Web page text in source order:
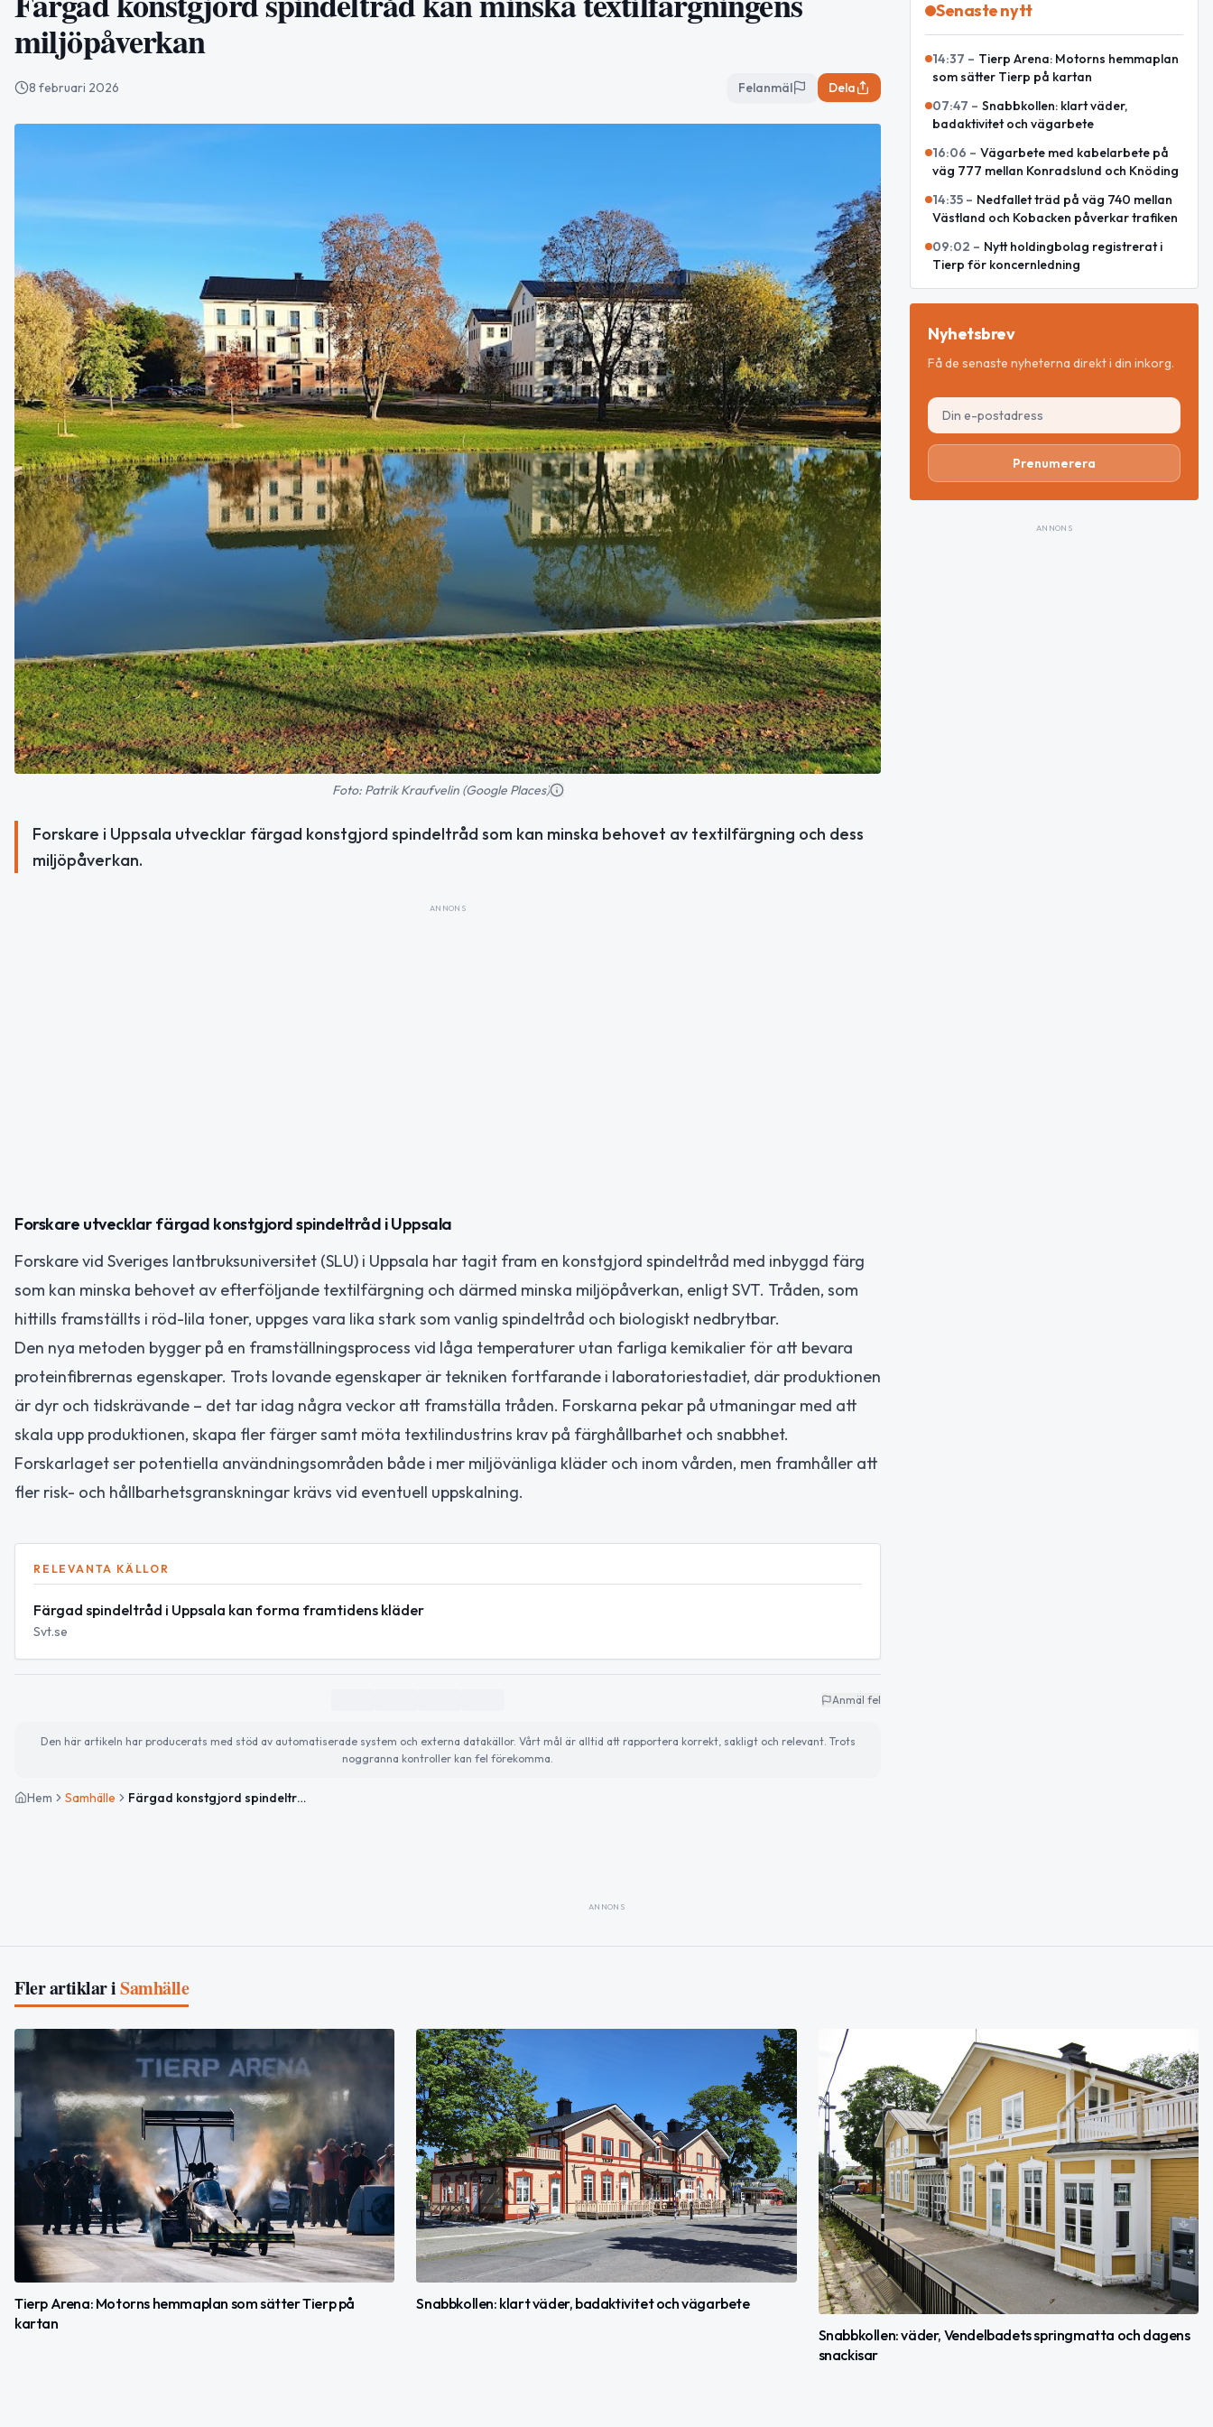
miljöpåverkan
8 februari 2026 Felanmäl Dela
Foto: Patrik Kraufvelin (Google Places)
Forskare i Uppsala utvecklar färgad konstgjord spindeltråd som kan minska behovet av textilfärgning och dess
miljöpåverkan.
ANNONS
Forskare utvecklar färgad konstgjord spindeltråd i Uppsala
Forskare vid Sveriges lantbruksuniversitet (SLU) i Uppsala har tagit fram en konstgjord spindeltråd med inbyggd färg
som kan minska behovet av efterföljande textilfärgning och därmed minska miljöpåverkan, enligt SVT. Tråden, som
hittills framställts i röd-lila toner, uppges vara lika stark som vanlig spindeltråd och biologiskt nedbrytbar.
Den nya metoden bygger på en framställningsprocess vid låga temperaturer utan farliga kemikalier för att bevara
proteinfibrernas egenskaper. Trots lovande egenskaper är tekniken fortfarande i laboratoriestadiet, där produktionen
är dyr och tidskrävande – det tar idag några veckor att framställa tråden. Forskarna pekar på utmaningar med att
skala upp produktionen, skapa fler färger samt möta textilindustrins krav på färghållbarhet och snabbhet.
Forskarlaget ser potentiella användningsområden både i mer miljövänliga kläder och inom vården, men framhåller att
fler risk- och hållbarhetsgranskningar krävs vid eventuell uppskalning.
RELEVANTA KÄLLOR
Färgad spindeltråd i Uppsala kan forma framtidens kläder
Svt.se
Anmäl fel
Den här artikeln har producerats med stöd av automatiserade system och externa datakällor. Vårt mål är alltid att rapportera korrekt, sakligt och relevant. Trots
noggranna kontroller kan fel förekomma.
Hem Samhälle Färgad konstgjord spindeltråd kan minska textilfärgningens miljöpåverkan
Senaste nytt
14:37 – Tierp Arena: Motorns hemmaplan
som sätter Tierp på kartan
07:47 – Snabbkollen: klart väder,
badaktivitet och vägarbete
16:06 – Vägarbete med kabelarbete på
väg 777 mellan Konradslund och Knöding
14:35 – Nedfallet träd på väg 740 mellan
Västland och Kobacken påverkar trafiken
09:02 – Nytt holdingbolag registrerat i
Tierp för koncernledning
Nyhetsbrev
Få de senaste nyheterna direkt i din inkorg.
Prenumerera
ANNONS
ANNONS
Fler artiklar iSamhälle
Tierp Arena: Motorns hemmaplan som sätter Tierp på
kartan
Snabbkollen: klart väder, badaktivitet och vägarbete
Snabbkollen: väder, Vendelbadets springmatta och dagens
snackisar